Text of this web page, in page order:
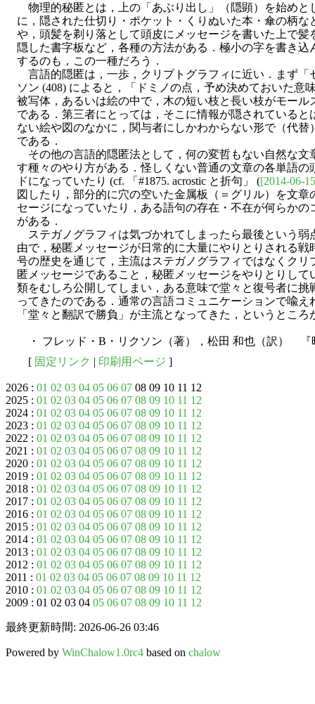
物理的秘匿とは，上の「あぶり出し」（隠顕）を始めと
に，隠された仕切り・ポケット・くりぬいた本・傘の柄
や，頭髪を剃り落として頭皮にメッセージを書いた上で
隠した書字板など，各種の方法がある．極小の字を書き
するのも，この一種だろう．
言語的隠匿は，一歩，クリプトグラフィに近い．まず「
ソン (408) によると，「ドミノの点，予め決めておいた意
被写体，あるいは絵の中で，木の短い枝と長い枝がモー
である．第三者にとっては，そこに情報が隠されている
ない絵や図のなかに，関与者にしかわからない形で（代
である．
その他の言語的隠匿法として，何の変哲もない自然な文
す種々のやり方がある．怪しくない普通の文章の各単語
ドになっていたり (cf. 「#1875. acrostic と折句」 ([2014-06-
図したり，部分的に穴の空いた金属板（＝グリル）を文
セージになっていたり，ある語句の存在・不在が何らか
がある．
ステガノグラフィは気づかれてしまったら最後という弱
由で，秘匿メッセージが日常的に大量にやりとりされる
号の歴史を通じて，主流はステガノグラフィではなくク
匿メッセージであること，秘匿メッセージをやりとりし
類をむしろ公開してしまい，ある意味で堂々と復号者に
ってきたのである．通常の言語コミュニケーションで喩
「堂々と翻訳で勝負」が主流となってきた，というところ
・ フレッド・B・リクソン（著），松田 和也（訳）
[ 固定リンク | 印刷用ページ ]
2026 : 01 02 03 04 05 06 07 08 09 10 11 12
2025 : 01 02 03 04 05 06 07 08 09 10 11 12
2024 : 01 02 03 04 05 06 07 08 09 10 11 12
2023 : 01 02 03 04 05 06 07 08 09 10 11 12
2022 : 01 02 03 04 05 06 07 08 09 10 11 12
2021 : 01 02 03 04 05 06 07 08 09 10 11 12
2020 : 01 02 03 04 05 06 07 08 09 10 11 12
2019 : 01 02 03 04 05 06 07 08 09 10 11 12
2018 : 01 02 03 04 05 06 07 08 09 10 11 12
2017 : 01 02 03 04 05 06 07 08 09 10 11 12
2016 : 01 02 03 04 05 06 07 08 09 10 11 12
2015 : 01 02 03 04 05 06 07 08 09 10 11 12
2014 : 01 02 03 04 05 06 07 08 09 10 11 12
2013 : 01 02 03 04 05 06 07 08 09 10 11 12
2012 : 01 02 03 04 05 06 07 08 09 10 11 12
2011 : 01 02 03 04 05 06 07 08 09 10 11 12
2010 : 01 02 03 04 05 06 07 08 09 10 11 12
2009 : 01 02 03 04 05 06 07 08 09 10 11 12
最終更新時間: 2026-06-26 03:46
Powered by WinChalow1.0rc4 based on chalow